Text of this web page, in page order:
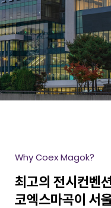
Why Coex Magok?
최고의 전시컨벤
코엑스마곡이 서